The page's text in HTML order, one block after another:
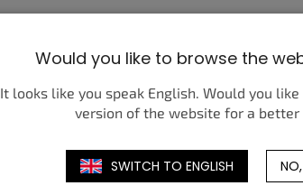
FEAR OF GOD ESSENTIALS
Ft31 410
XS S M L XL
Would you like to browse the
It looks like you speak English. Would you
version of the website for a better
SWITCH TO ENGLISH